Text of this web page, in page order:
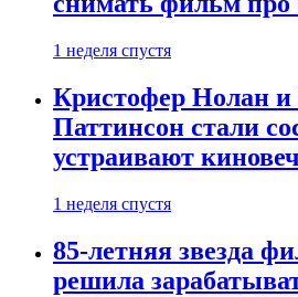
1 неделя спустя
Кристофер Нолан и
Паттинсон стали
устраивают
1 неделя спустя
85-летняя звезда
решила